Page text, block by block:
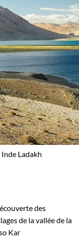
des
de la vallée de la
Kar